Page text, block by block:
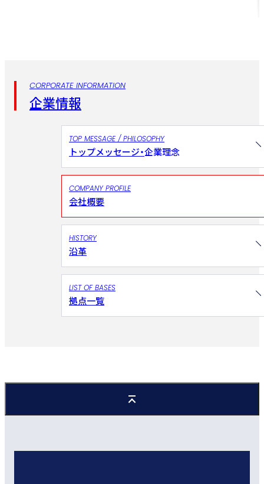
CORPORATE INFORMATION
企業情報
TOP MESSAGE / PHILOSOPHY
トップメッセージ・企業理念
COMPANY PROFILE
会社概要
HISTORY
沿革
LIST OF BASES
拠点一覧